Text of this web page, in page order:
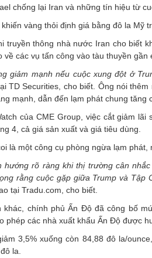
chống lại Iran và những tín hiệu từ
vàng thỏi định giá bằng đô la
truyền thông nhà nước Iran cho biết
về các vụ tấn công vào tàu thuyền gần
giảm mạnh nếu cuộc xung đột ở
TD Securities, cho biết. Ông nói
mạnh, dẫn đến lạm phát chung tăng
của CME Group, việc cắt giảm
4, cả giá sản xuất và giá tiêu dùng.
là một công cụ phòng ngừa lạm
hướng rõ ràng khi thị trường cân
rằng cuộc gặp giữa Trump và Tập
tại Tradu.com, cho biết.
khác, chính phủ Ấn Độ đã công bố
phép các nhà xuất khẩu Ấn Độ được
3,5% xuống còn 84,88 đô la/
la.